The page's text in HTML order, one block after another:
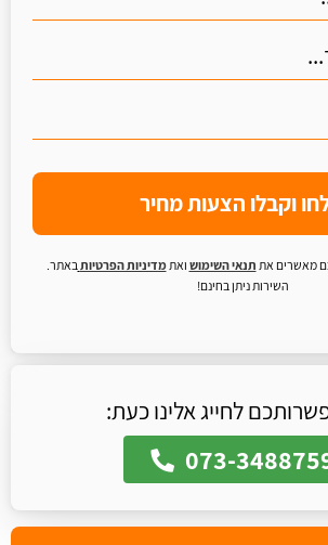
וקבלו הצעות מחיר
מאשרים את תנאי השימוש ואתמדיניות הפרטיות באתר.
השירות ניתן בחינם!
לחייג אלינו כעת:
073-